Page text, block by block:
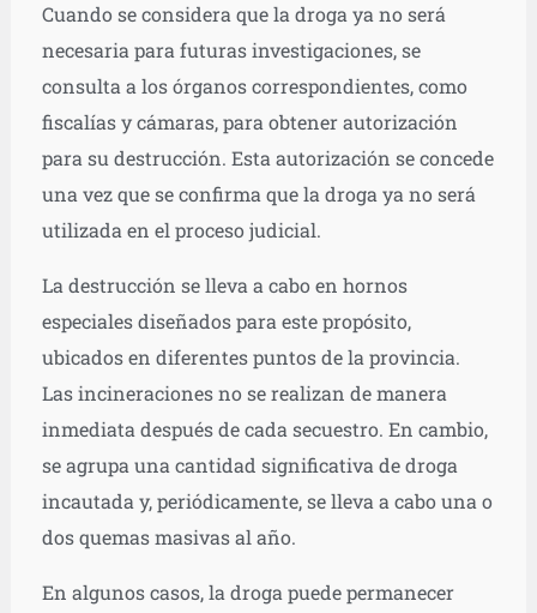
Cuando se considera que la droga ya no será
necesaria para futuras investigaciones, se
consulta a los órganos correspondientes, como
fiscalías y cámaras, para obtener autorización
para su destrucción. Esta autorización se concede
una vez que se confirma que la droga ya no será
utilizada en el proceso judicial.
La destrucción se lleva a cabo en hornos
especiales diseñados para este propósito,
ubicados en diferentes puntos de la provincia.
Las incineraciones no se realizan de manera
inmediata después de cada secuestro. En cambio,
se agrupa una cantidad significativa de droga
incautada y, periódicamente, se lleva a cabo una o
dos quemas masivas al año.
En algunos casos, la droga puede permanecer